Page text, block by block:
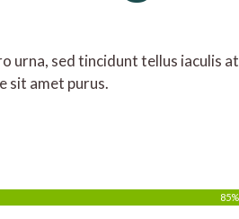
urna, sed tincidunt tellus iaculis
sit amet purus.
85%